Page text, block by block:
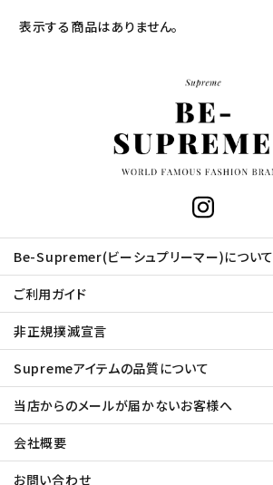
表示する商品はありません。
Be-Supremer(ビーシュプリーマー)について
ご利用ガイド
非正規撲滅宣言
Supremeアイテムの品質について
当店からのメールが届かないお客様へ
会社概要
お問い合わせ